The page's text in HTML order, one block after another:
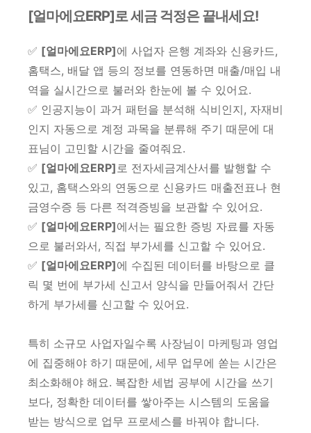
[얼마에요ERP]로 세금 걱정은 끝내세요!
✅ [얼마에요ERP]에 사업자 은행 계좌와 신용카드,
홈택스, 배달 앱 등의 정보를 연동하면 매출/매입 내
역을 실시간으로 불러와 한눈에 볼 수 있어요.
✅ 인공지능이 과거 패턴을 분석해 식비인지, 자재비
인지 자동으로 계정 과목을 분류해 주기 때문에 대
표님이 고민할 시간을 줄여줘요.
✅ [얼마에요ERP] 로 전자세금계산서를 발행할 수
있고, 홈택스와의 연동으로 신용카드 매출전표나 현
금영수증 등 다른 적격증빙을 보관할 수 있어요.
✅ [얼마에요ERP]에서는 필요한 증빙 자료를 자동
으로 불러와서, 직접 부가세를 신고할 수 있어요.
✅ [얼마에요ERP]에 수집된 데이터를 바탕으로 클
릭 몇 번에 부가세 신고서 양식을 만들어줘서 간단
하게 부가세를 신고할 수 있어요.
특히 소규모 사업자일수록 사장님이 마케팅과 영업
에 집중해야 하기 때문에, 세무 업무에 쏟는 시간은
최소화해야 해요. 복잡한 세법 공부에 시간을 쓰기
보다, 정확한 데이터를 쌓아주는 시스템의 도움을
받는 방식으로 업무 프로세스를 바꿔야 합니다.